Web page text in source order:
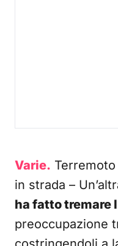
Varie.
in strada –
ha fatto tremare
preoccupazione